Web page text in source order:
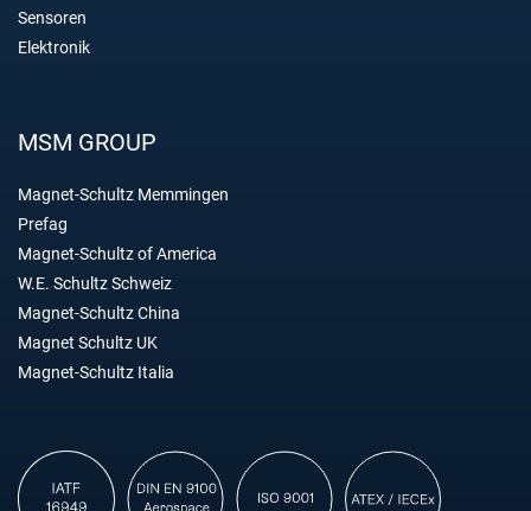
Sensoren
Elektronik
MSM GROUP
Magnet-Schultz Memmingen
Prefag
Magnet-Schultz of America
W.E. Schultz Schweiz
Magnet-Schultz China
Magnet Schultz UK
Magnet-Schultz Italia